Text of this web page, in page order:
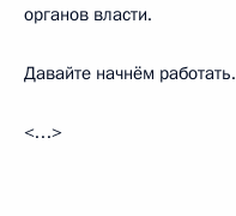
органов власти.
Давайте начнём работать.
<…>